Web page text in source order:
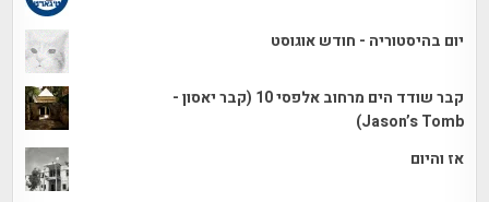
יום בהיסטוריה - חודש אוגוסט
קבר שודד הים מרחוב אלפסי 10 (קבר יאסון -
Jason’s Tomb)
אז והיום